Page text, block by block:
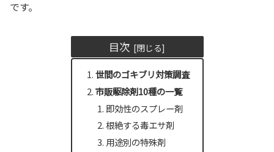
です。
目次
世間のゴキブリ対策調査
市販駆除剤10種の一覧
即効性のスプレー剤
根絶する毒エサ剤
用途別の特殊剤